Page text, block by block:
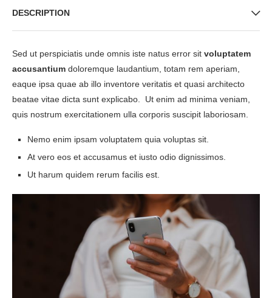
DESCRIPTION
Sed ut perspiciatis unde omnis iste natus error sit voluptatem
accusantium doloremque laudantium, totam rem aperiam,
eaque ipsa quae ab illo inventore veritatis et quasi architecto
beatae vitae dicta sunt explicabo. Ut enim ad minima veniam,
quis nostrum exercitationem ulla corporis suscipit laboriosam.
Nemo enim ipsam voluptatem quia voluptas sit.
At vero eos et accusamus et iusto odio dignissimos.
Ut harum quidem rerum facilis est.